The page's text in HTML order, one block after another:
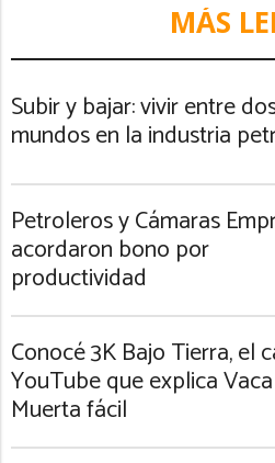
MÁS
Subir y bajar: vivir entre
mundos en la industria
Petroleros y Cámaras
acordaron bono por
productividad
Conocé 3K Bajo Tierra, el
YouTube que explica Vaca
Muerta fácil